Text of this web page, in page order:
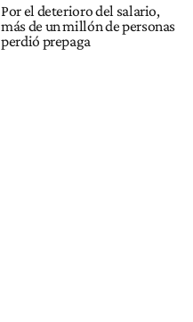
Por el deterioro del salario,
más de un millón de personas
perdió prepaga